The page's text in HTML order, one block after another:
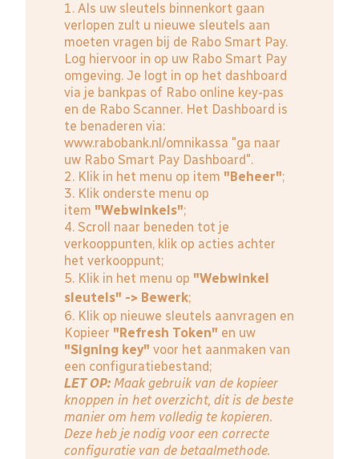
1. Als uw sleutels binnenkort gaan
verlopen zult u nieuwe sleutels aan
moeten vragen bij de Rabo Smart Pay.
Log hiervoor in op uw Rabo Smart Pay
omgeving. Je logt in op het dashboard
via je bankpas of Rabo online key-pas
en de Rabo Scanner. Het Dashboard is
te benaderen via:
www.rabobank.nl/omnikassa "ga naar
uw Rabo Smart Pay Dashboard".
2. Klik in het menu op item "Beheer";
3. Klik onderste menu op
item "Webwinkels";
4. Scroll naar beneden tot je
verkooppunten, klik op acties achter
het verkooppunt;
5. Klik in het menu op "Webwinkel
sleutels" -> Bewerk;
6. Klik op nieuwe sleutels aanvragen en
Kopieer "Refresh Token" en uw
"Signing key" voor het aanmaken van
een configuratiebestand;
LET OP: Maak gebruik van de kopieer
knoppen in het overzicht, dit is de beste
manier om hem volledig te kopieren.
Deze heb je nodig voor een correcte
configuratie van de betaalmethode.